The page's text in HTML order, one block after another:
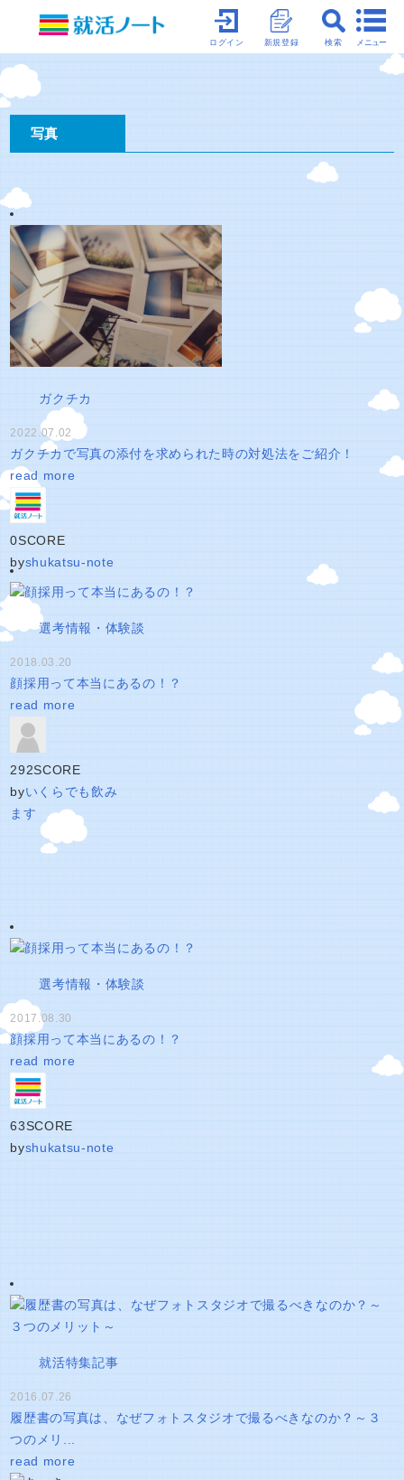
メニュー
検索
新規登録
ログイン
写真
ガクチカ
2022.07.02
ガクチカで写真の添付を求められた時の対処法をご紹介！
read more
0SCORE
byshukatsu-note
選考情報・体験談
2018.03.20
顔採用って本当にあるの！？
read more
292SCORE
byいくらでも飲み
ます
選考情報・体験談
2017.08.30
顔採用って本当にあるの！？
read more
63SCORE
byshukatsu-note
就活特集記事
2016.07.26
履歴書の写真は、なぜフォトスタジオで撮るべきなのか？～３
つのメリ...
read more